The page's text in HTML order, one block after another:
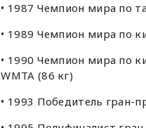
• 1987 Чемпион мира по
• 1989 Чемпион мира по
• 1990 Чемпион мира по
WMTA (86 кг)
• 1993 Победитель гран-